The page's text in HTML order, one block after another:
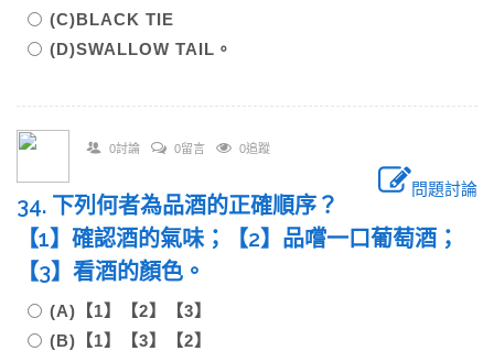
(C)BLACK TIE
(D)SWALLOW TAIL。
0討論 0留言 0追蹤
問題討論
34. 下列何者為品酒的正確順序？
【1】確認酒的氣味；【2】品嚐一口葡萄酒；
【3】看酒的顏色。
(A)【1】【2】【3】
(B)【1】【3】【2】